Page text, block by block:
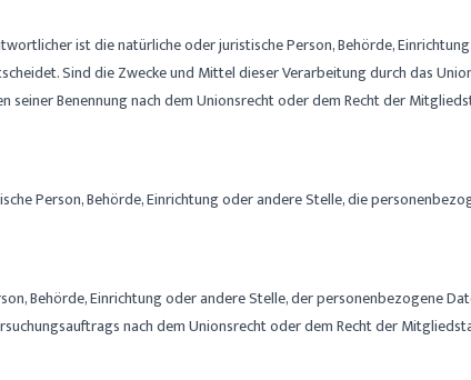
ist die natürliche oder juristische Person, Behörde,
Sind die Zwecke und Mittel dieser Verarbeitung durch das
Benennung nach dem Unionsrecht oder dem Recht der
Person, Behörde, Einrichtung oder andere Stelle, die
Behörde, Einrichtung oder andere Stelle, der personenbezogene
nach dem Unionsrecht oder dem Recht der